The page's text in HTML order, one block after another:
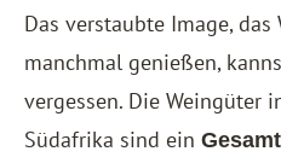
Das verstaubte Image,
manchmal genießen,
vergessen. Die Weingüter
Südafrika sind ein